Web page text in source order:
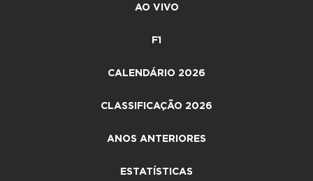
AO VIVO
F1
CALENDÁRIO 2026
CLASSIFICAÇÃO 2026
ANOS ANTERIORES
ESTATÍSTICAS